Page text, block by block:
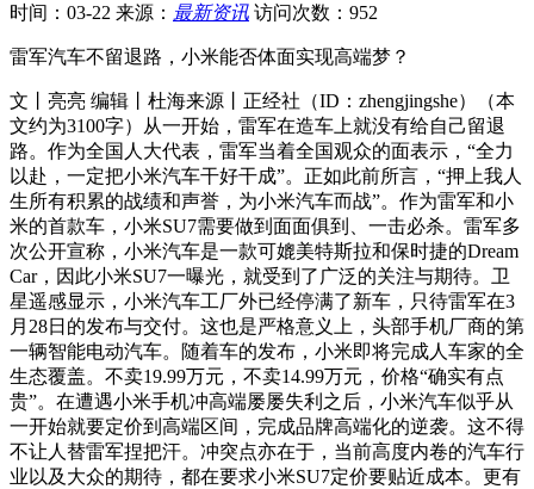
时间：03-22 来源： 最新资讯 访问次数：952
雷军汽车不留退路，小米能否体面实现高端梦？
文丨亮亮 编辑丨杜海来源丨正经社（ID：zhengjingshe）（本
文约为3100字）从一开始，雷军在造车上就没有给自己留退
路。作为全国人大代表，雷军当着全国观众的面表示，“全力
以赴，一定把小米汽车干好干成”。正如此前所言，“押上我人
生所有积累的战绩和声誉，为小米汽车而战”。作为雷军和小
米的首款车，小米SU7需要做到面面俱到、一击必杀。雷军多
次公开宣称，小米汽车是一款可媲美特斯拉和保时捷的Dream
Car，因此小米SU7一曝光，就受到了广泛的关注与期待。卫
星遥感显示，小米汽车工厂外已经停满了新车，只待雷军在3
月28日的发布与交付。这也是严格意义上，头部手机厂商的第
一辆智能电动汽车。随着车的发布，小米即将完成人车家的全
生态覆盖。不卖19.99万元，不卖14.99万元，价格“确实有点
贵”。在遭遇小米手机冲高端屡屡失利之后，小米汽车似乎从
一开始就要定价到高端区间，完成品牌高端化的逆袭。这不得
不让人替雷军捏把汗。冲突点亦在于，当前高度内卷的汽车行
业以及大众的期待，都在要求小米SU7定价要贴近成本。更有